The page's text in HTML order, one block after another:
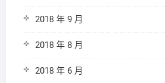
2018 年 9 月
2018 年 8 月
2018 年 6 月